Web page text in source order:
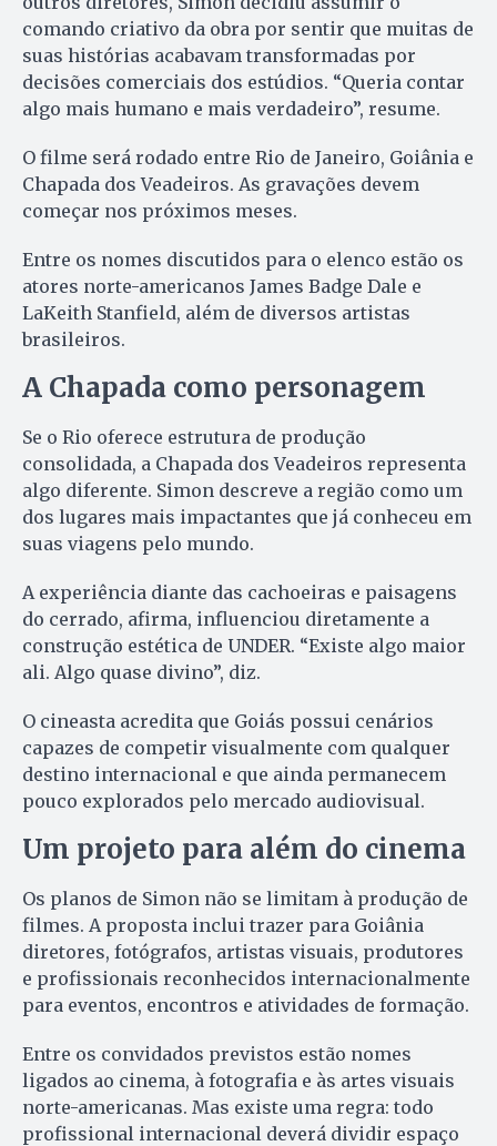
comando criativo da obra por sentir que muitas de
suas histórias acabavam transformadas por
decisões comerciais dos estúdios. “Queria contar
algo mais humano e mais verdadeiro”, resume.
O filme será rodado entre Rio de Janeiro, Goiânia e
Chapada dos Veadeiros. As gravações devem
começar nos próximos meses.
Entre os nomes discutidos para o elenco estão os
atores norte-americanos James Badge Dale e
LaKeith Stanfield, além de diversos artistas
brasileiros.
A Chapada como personagem
Se o Rio oferece estrutura de produção
consolidada, a Chapada dos Veadeiros representa
algo diferente. Simon descreve a região como um
dos lugares mais impactantes que já conheceu em
suas viagens pelo mundo.
A experiência diante das cachoeiras e paisagens
do cerrado, afirma, influenciou diretamente a
construção estética de UNDER. “Existe algo maior
ali. Algo quase divino”, diz.
O cineasta acredita que Goiás possui cenários
capazes de competir visualmente com qualquer
destino internacional e que ainda permanecem
pouco explorados pelo mercado audiovisual.
Um projeto para além do cinema
Os planos de Simon não se limitam à produção de
filmes. A proposta inclui trazer para Goiânia
diretores, fotógrafos, artistas visuais, produtores
e profissionais reconhecidos internacionalmente
para eventos, encontros e atividades de formação.
Entre os convidados previstos estão nomes
ligados ao cinema, à fotografia e às artes visuais
norte-americanas. Mas existe uma regra: todo
profissional internacional deverá dividir espaço